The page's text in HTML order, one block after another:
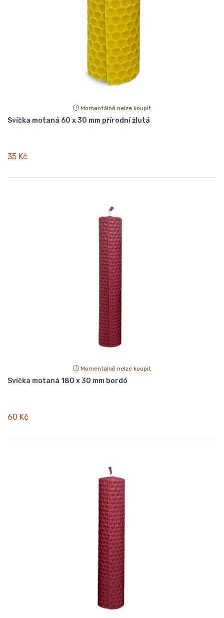
Momentálně nelze koupit
Svíčka motaná 60 x 30 mm přírodní žlutá
35 Kč
Momentálně nelze koupit
Svíčka motaná 180 x 30 mm bordó
60 Kč